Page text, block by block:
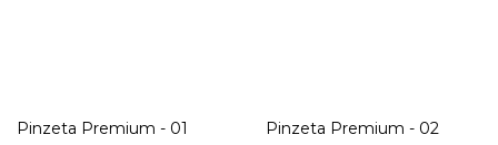
Pinzeta Premium - 01 Pinzeta Premium - 02